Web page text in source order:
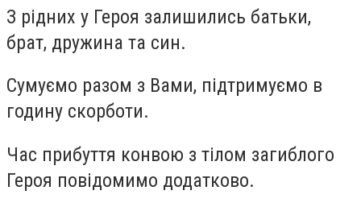
З рідних у Героя залишились батьки,
брат, дружина та син.
Сумуємо разом з Вами, підтримуємо в
годину скорботи.
Час прибуття конвою з тілом загиблого
Героя повідомимо додатково.